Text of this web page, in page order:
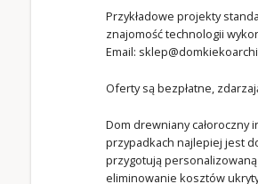
Przykładowe projekty
znajomość technologii
Email:
Oferty są bezpłatne,
Dom drewniany
przypadkach najlepiej jest
przygotują
eliminowanie kosztów